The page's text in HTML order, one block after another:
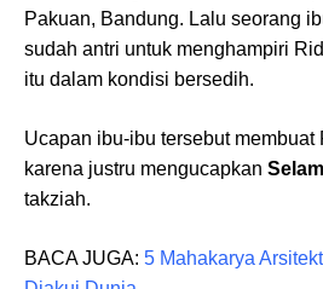
Pakuan, Bandung. Lalu seorang
sudah antri untuk menghampiri
itu dalam kondisi bersedih.
Ucapan ibu-ibu tersebut
karena justru mengucapkan
takziah.
BACA JUGA: 5 Mahakarya